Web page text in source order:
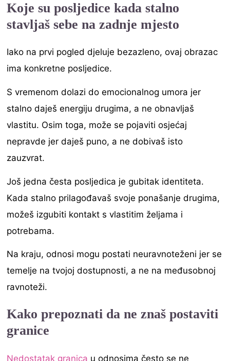
Koje su posljedice kada stalno
stavljaš sebe na zadnje mjesto
Iako na prvi pogled djeluje bezazleno, ovaj obrazac
ima konkretne posljedice.
S vremenom dolazi do emocionalnog umora jer
stalno daješ energiju drugima, a ne obnavljaš
vlastitu. Osim toga, može se pojaviti osjećaj
nepravde jer daješ puno, a ne dobivaš isto
zauzvrat.
Još jedna česta posljedica je gubitak identiteta.
Kada stalno prilagođavaš svoje ponašanje drugima,
možeš izgubiti kontakt s vlastitim željama i
potrebama.
Na kraju, odnosi mogu postati neuravnoteženi jer se
temelje na tvojoj dostupnosti, a ne na međusobnoj
ravnoteži.
Kako prepoznati da ne znaš postaviti
granice
Nedostatak granica u odnosima često se ne